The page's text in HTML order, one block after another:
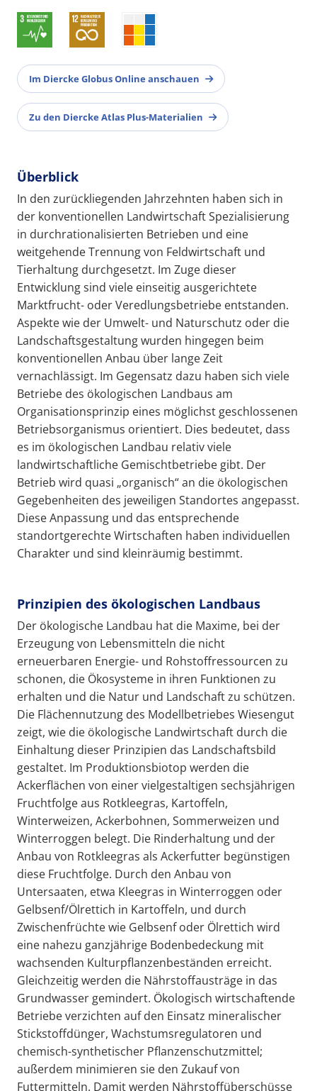
Im Diercke Globus Online anschauen
Zu den Diercke Atlas Plus-Materialien
Überblick
In den zurückliegenden Jahrzehnten haben sich in
der konventionellen Landwirtschaft Spezialisierung
in durchrationalisierten Betrieben und eine
weitgehende Trennung von Feldwirtschaft und
Tierhaltung durchgesetzt. Im Zuge dieser
Entwicklung sind viele einseitig ausgerichtete
Marktfrucht- oder Veredlungsbetriebe entstanden.
Aspekte wie der Umwelt- und Naturschutz oder die
Landschaftsgestaltung wurden hingegen beim
konventionellen Anbau über lange Zeit
vernachlässigt. Im Gegensatz dazu haben sich viele
Betriebe des ökologischen Landbaus am
Organisationsprinzip eines möglichst geschlossenen
Betriebsorganismus orientiert. Dies bedeutet, dass
es im ökologischen Landbau relativ viele
landwirtschaftliche Gemischtbetriebe gibt. Der
Betrieb wird quasi „organisch“ an die ökologischen
Gegebenheiten des jeweiligen Standortes angepasst.
Diese Anpassung und das entsprechende
standortgerechte Wirtschaften haben individuellen
Charakter und sind kleinräumig bestimmt.
Prinzipien des ökologischen Landbaus
Der ökologische Landbau hat die Maxime, bei der
Erzeugung von Lebensmitteln die nicht
erneuerbaren Energie- und Rohstoffressourcen zu
schonen, die Ökosysteme in ihren Funktionen zu
erhalten und die Natur und Landschaft zu schützen.
Die Flächennutzung des Modellbetriebes Wiesengut
zeigt, wie die ökologische Landwirtschaft durch die
Einhaltung dieser Prinzipien das Landschaftsbild
gestaltet. Im Produktionsbiotop werden die
Ackerflächen von einer vielgestaltigen sechsjährigen
Fruchtfolge aus Rotkleegras, Kartoffeln,
Winterweizen, Ackerbohnen, Sommerweizen und
Winterroggen belegt. Die Rinderhaltung und der
Anbau von Rotkleegras als Ackerfutter begünstigen
diese Fruchtfolge. Durch den Anbau von
Untersaaten, etwa Kleegras in Winterroggen oder
Gelbsenf/Ölrettich in Kartoffeln, und durch
Zwischenfrüchte wie Gelbsenf oder Ölrettich wird
eine nahezu ganzjährige Bodenbedeckung mit
wachsenden Kulturpflanzenbeständen erreicht.
Gleichzeitig werden die Nährstoffausträge in das
Grundwasser gemindert. Ökologisch wirtschaftende
Betriebe verzichten auf den Einsatz mineralischer
Stickstoffdünger, Wachstumsregulatoren und
chemisch-synthetischer Pflanzenschutzmittel;
außerdem minimieren sie den Zukauf von
Futtermitteln. Damit werden Nährstoffüberschüsse